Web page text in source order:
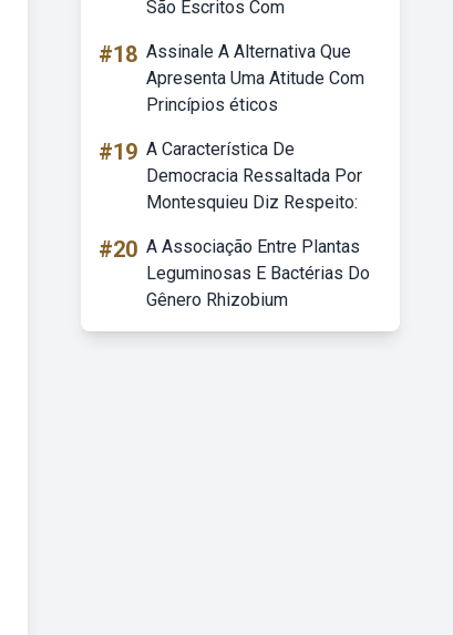
São Escritos Com
#18 Assinale A Alternativa Que
Apresenta Uma Atitude Com
Princípios éticos
#19 A Característica De
Democracia Ressaltada Por
Montesquieu Diz Respeito:
#20 A Associação Entre Plantas
Leguminosas E Bactérias Do
Gênero Rhizobium